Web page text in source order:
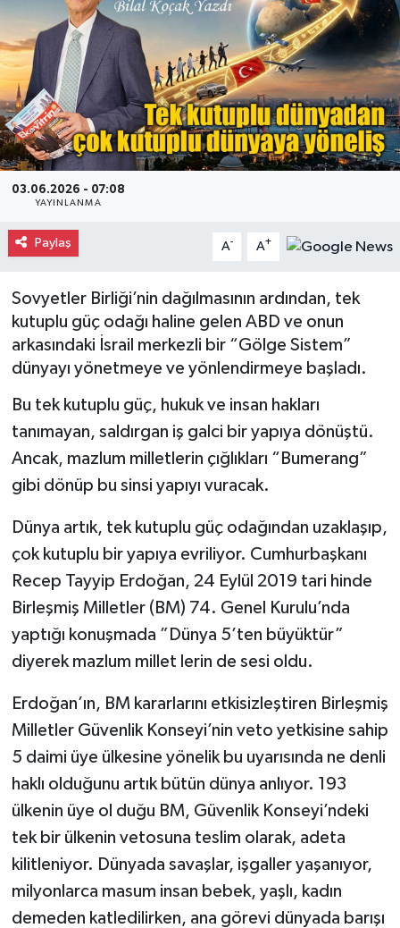
03.06.2026 - 07:08
YAYINLANMA
Paylaş A- A+
Sovyetler Birliği’nin dağılmasının ardından, tek
kutuplu güç odağı haline gelen ABD ve onun
arkasındaki İsrail merkezli bir “Gölge Sistem”
dünyayı yönetmeye ve yönlendirmeye başladı.
Bu tek kutuplu güç, hukuk ve insan hakları
tanımayan, saldırgan iş galci bir yapıya dönüştü.
Ancak, mazlum milletlerin çığlıkları “Bumerang”
gibi dönüp bu sinsi yapıyı vuracak.
Dünya artık, tek kutuplu güç odağından uzaklaşıp,
çok kutuplu bir yapıya evriliyor. Cumhurbaşkanı
Recep Tayyip Erdoğan, 24 Eylül 2019 tari hinde
Birleşmiş Milletler (BM) 74. Genel Kurulu’nda
yaptığı konuşmada ”Dünya 5’ten büyüktür”
diyerek mazlum millet lerin de sesi oldu.
Erdoğan’ın, BM kararlarını etkisizleştiren Birleşmiş
Milletler Güvenlik Konseyi’nin veto yetkisine sahip
5 daimi üye ülkesine yönelik bu uyarısında ne denli
haklı olduğunu artık bütün dünya anlıyor. 193
ülkenin üye ol duğu BM, Güvenlik Konseyi’ndeki
tek bir ülkenin vetosuna teslim olarak, adeta
kilitleniyor. Dünyada savaşlar, işgaller yaşanıyor,
milyonlarca masum insan bebek, yaşlı, kadın
demeden katledilirken, ana görevi dünyada barışı
Gayrimenkul
Spor
Eğitim